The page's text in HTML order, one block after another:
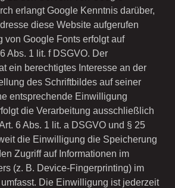
erlangt Google Kenntnis darüber,
diese Website aufgerufen
von Google Fonts erfolgt auf
Abs. 1 lit. f DSGVO. Der
ein berechtigtes Interesse an der
des Schriftbildes auf seiner
entsprechende Einwilligung
die Verarbeitung ausschließlich
6 Abs. 1 lit. a DSGVO und § 25
die Einwilligung die Speicherung
Zugriff auf Informationen im
(z. B. Device-Fingerprinting) im
Die Einwilligung ist jederzeit